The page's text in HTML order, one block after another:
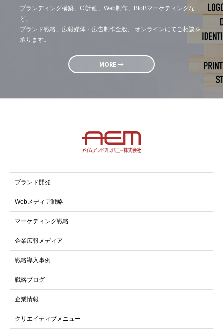
ブランディング構築、CI計画、Web制作、BtoBマーケティングな
ど、
ブランド戦略、広報媒体・広告制作全般、 オンラインにてご相談を
承ります。
MORE →
ブランド開発
Webメディア戦略
マーケティング戦略
企業広報メディア
戦略導入事例
戦略ブログ
企業情報
クリエイティブメニュー